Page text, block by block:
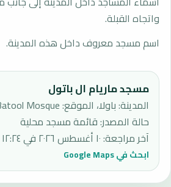
واتجاه القبلة.
اسم مسجد معروف داخل هذه المدينة.
مسجد ماريام ال باتول
المدينة: باولا، الموقع: Mariam Al-Batool Mosque
حالة المصدر:قائمة مسجد محلية
آخر مراجعة:١٠ أغسطس ٢٠٢٦ في ١٢:٢٤ ص
ابحث في Google Maps